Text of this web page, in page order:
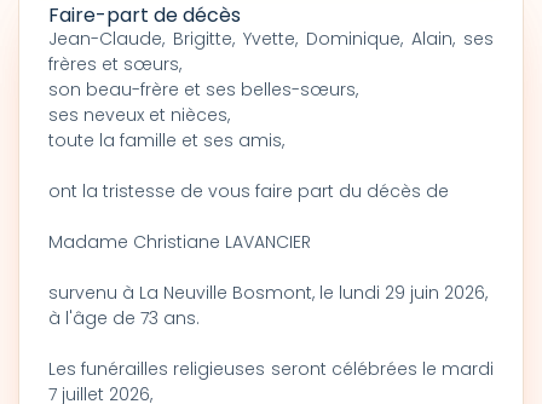
Faire-part de décès
Jean-Claude, Brigitte, Yvette, Dominique, Alain, ses
frères et sœurs,
son beau-frère et ses belles-sœurs,
ses neveux et nièces,
toute la famille et ses amis,
ont la tristesse de vous faire part du décès de
Madame Christiane LAVANCIER
survenu à La Neuville Bosmont, le lundi 29 juin 2026,
à l'âge de 73 ans.
Les funérailles religieuses seront célébrées le mardi
7 juillet 2026,